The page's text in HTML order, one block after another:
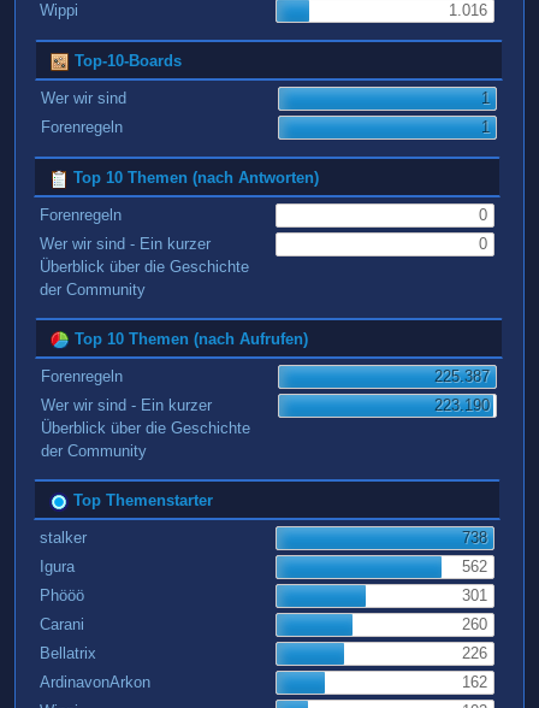
Wippi
1.016
Top-10-Boards
Wer wir sind
1
Forenregeln
1
Top 10 Themen (nach Antworten)
Forenregeln
0
Wer wir sind - Ein kurzer
Überblick über die Geschichte
der Community
0
Top 10 Themen (nach Aufrufen)
Forenregeln
225.387
Wer wir sind - Ein kurzer
Überblick über die Geschichte
der Community
223.190
Top Themenstarter
stalker
738
Igura
562
Phööö
301
Carani
260
Bellatrix
226
ArdinavonArkon
162